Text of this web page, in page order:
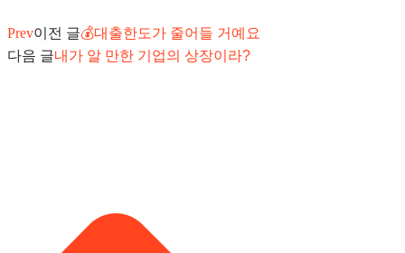
Prev이전 글💰대출한도가 줄어들 거예요
다음 글내가 알 만한 기업의 상장이라?